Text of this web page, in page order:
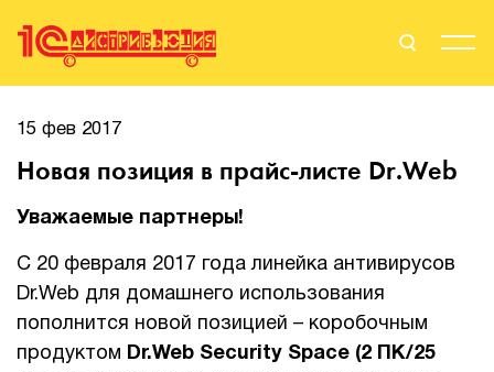
Поиск
Стать Партнером
Вендоры
15 фев 2017
Новая позиция в прайс-листе Dr.Web
Уважаемые партнеры!
С 20 февраля 2017 года линейка антивирусов
Dr.Web для домашнего использования
пополнится новой позицией – коробочным
продуктом Dr.Web Security Space (2 ПК/25